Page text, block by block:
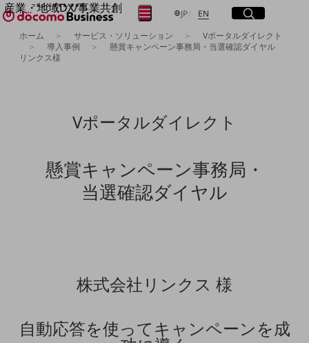
産業・地域DX/事業共創
OPEN HUB for Plural Futures
自律・分散・協調型社会の実現を目指し、
「社会可能性」を探究・実装する事業共創エコシステムです。
産業・地域DXプラットフォーマーとして
企業と地域が持続成長する社会を目指します
地域の取り組み
自治体・地域社会との共創
LGPF(Local Government Platform)
JP日本語
EN Englishサイト内検索
開く
メニュー
開く
フリーワードを入力して探す
ホーム サービス・ソリューション
Vポータルダイレクト
導入事例
懸賞キャンペーン事務局・当選確認ダイヤル
リンクス様
Vポータルダイレクト
懸賞キャンペーン事務局・
当選確認ダイヤル
株式会社リンクス 様
自動応答を使ってキャンペーンを成